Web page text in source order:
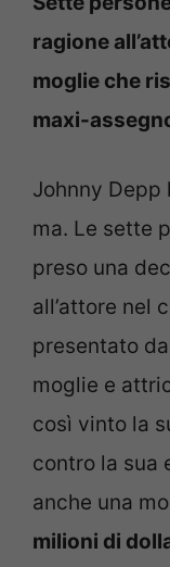
ragione
moglie che
maxi-
Johnny Depp
ma. Le sette
preso una
all’attore nel
presentato
moglie e
così vinto la
contro la sua
anche una
milioni di